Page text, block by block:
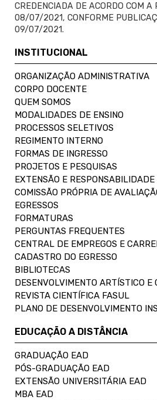
CREDENCIADA DE ACORDO COM
08/07/2021, CONFORME
09/07/2021.
INSTITUCIONAL
ORGANIZAÇÃO ADMINISTRATIVA
CORPO DOCENTE
QUEM SOMOS
MODALIDADES DE ENSINO
PROCESSOS SELETIVOS
REGIMENTO INTERNO
FORMAS DE INGRESSO
PROJETOS E PESQUISAS
EXTENSÃO E
COMISSÃO PRÓPRIA DE
EGRESSOS
FORMATURAS
PERGUNTAS FREQUENTES
CENTRAL DE EMPREGOS E
CADASTRO DO EGRESSO
BIBLIOTECAS
DESENVOLVIMENTO ARTÍSTICO E
REVISTA CIENTÍFICA FASUL
PLANO DE DESENVOLVIMENTO
EDUCAÇÃO A DISTÂNCIA
GRADUAÇÃO EAD
PÓS-GRADUAÇÃO EAD
EXTENSÃO UNIVERSITÁRIA EAD
MBA EAD